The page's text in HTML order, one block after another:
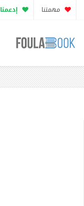
مهمتنا إدعمنا